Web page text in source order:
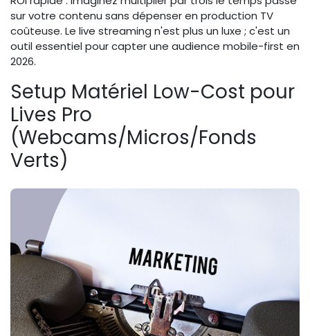
sur votre contenu sans dépenser en production TV
coûteuse. Le live streaming n'est plus un luxe ; c'est un
outil essentiel pour capter une audience mobile-first en
2026.
Setup Matériel Low-Cost pour
Lives Pro
(Webcams/Micros/Fonds
Verts)